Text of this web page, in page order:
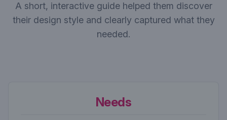
A short, interactive guide helped them discover
their design style and clearly captured what they
needed.
Needs